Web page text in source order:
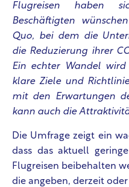
Flugreisen haben
Beschäftigten
Quo, bei dem die
die Reduzierung ihrer
Ein echter Wandel
klare Ziele und
mit den Erwartungen
kann auch die
Die Umfrage zeigt ein
dass das aktuell
Flugreisen beibehalten
die angeben, derzeit